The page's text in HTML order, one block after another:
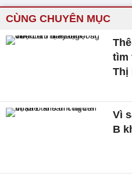
CÙNG CHUYÊN MỤC
tìm
Thị
Vì
B